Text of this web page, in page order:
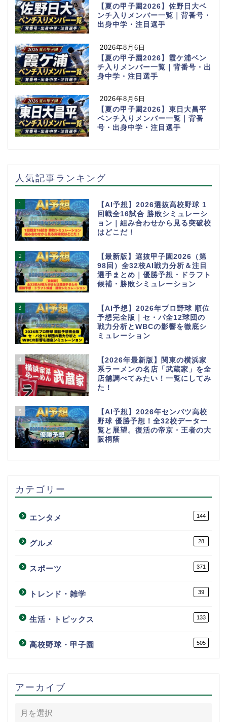
【夏の甲子園2026】佐野日大ベ
ンチ入りメンバー一覧｜背番号・
出身中学・注目選手
2026年8月6日
【夏の甲子園2026】霞ケ浦ベン
チ入りメンバー一覧｜背番号・出
身中学・注目選手
2026年8月6日
【夏の甲子園2026】東日大昌平
ベンチ入りメンバー一覧｜背番
号・出身中学・注目選手
人気記事ランキング
1
【AI予想】2026選抜高校野球 1
回戦全16試合 勝敗シミュレーシ
ョン｜組み合わせから見る突破校
はどこだ！
2
【最新版】選抜甲子園2026（第
98回）全32校AI戦力分析＆注目
選手まとめ｜優勝予想・ドラフト
候補・勝敗シミュレーション
3
【AI予想】2026年プロ野球 順位
予想完全版｜セ・パ全12球団の
戦力分析とWBCの影響を徹底シ
ミュレーション
4
【2026年最新版】関東の横浜家
系ラーメンの名店「武蔵家」を全
店舗調べてみたい！一覧にしてみ
た！
5
【AI予想】2026年センバツ高校
野球 優勝予想！全32校データ一
覧と展望。復活の帝京・王者の大
阪桐蔭
カテゴリー
エンタメ 144
グルメ 28
スポーツ 371
トレンド・雑学 39
生活・トピックス 133
高校野球・甲子園 505
アーカイブ